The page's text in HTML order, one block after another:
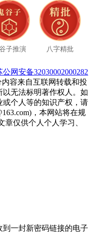
子推演 八字精批
公网安备32030002000282
容来自互联网转载和投
无法标明著作权人。如
个人等的知识产权，请
，本网站将在规
仅供个人个人学习、
一封新密码链接的电子